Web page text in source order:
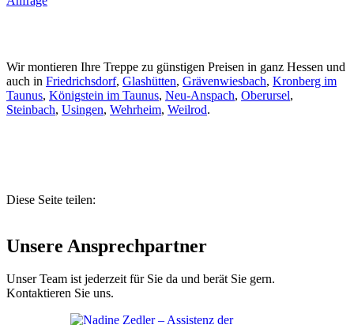
Wir montieren Ihre Treppe zu günstigen Preisen in ganz Hessen und
auch in Friedrichsdorf, Glashütten, Grävenwiesbach, Kronberg im
Taunus, Königstein im Taunus, Neu-Anspach, Oberursel,
Steinbach, Usingen, Wehrheim, Weilrod.
Diese Seite teilen:
Unsere Ansprechpartner
Unser Team ist jederzeit für Sie da und berät Sie gern.
Kontaktieren Sie uns.